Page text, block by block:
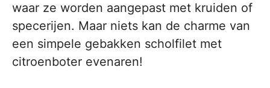
waar ze worden aangepast met kruiden of
specerijen. Maar niets kan de charme van
een simpele gebakken scholfilet met
citroenboter evenaren!